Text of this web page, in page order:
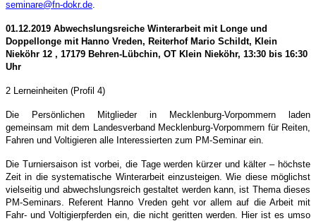
seminare@fn-dokr.de
01.12.2019 Abwechslungsreiche Winterarbeit mit Longe und
Doppellonge mit Hanno Vreden, Reiterhof Mario Schildt, Klein
Nieköhr 12 , 17179 Behren-Lübchin, OT Klein Nieköhr, 13:30 bis 16:30
Uhr
2 Lerneinheiten (Profil 4)
Die Persönlichen Mitglieder in Mecklenburg-Vorpommern laden
gemeinsam mit dem Landesverband Mecklenburg-Vorpommern für Reiten,
Fahren und Voltigieren alle Interessierten zum PM-Seminar ein.
Die Turniersaison ist vorbei, die Tage werden kürzer und kälter – höchste
Zeit in die systematische Winterarbeit einzusteigen. Wie diese möglichst
vielseitig und abwechslungsreich gestaltet werden kann, ist Thema dieses
PM-Seminars. Referent Hanno Vreden geht vor allem auf die Arbeit mit
Fahr- und Voltigierpferden ein, die nicht geritten werden. Hier ist es umso